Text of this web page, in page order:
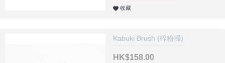
收藏
Kabuki Brush (碎粉掃)
HK$158.00